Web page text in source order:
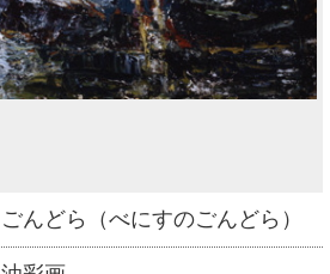
ごんどら（べにすのごんどら）